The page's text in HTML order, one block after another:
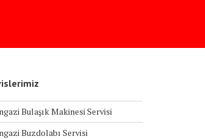
Bulaşık Makinesi Servisi
Buzdolabı Servisi